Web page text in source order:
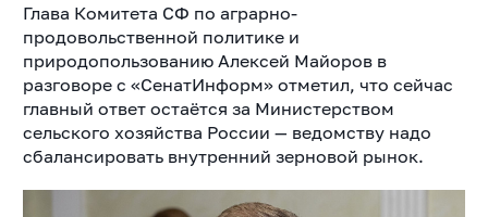
Глава Комитета СФ по аграрно-
продовольственной политике и
природопользованию Алексей Майоров в
разговоре с «СенатИнформ» отметил, что сейчас
главный ответ остаётся за Министерством
сельского хозяйства России — ведомству надо
сбалансировать внутренний зерновой рынок.